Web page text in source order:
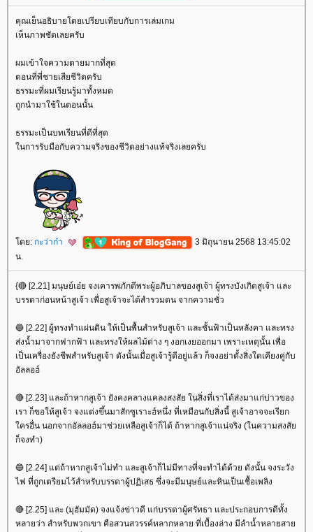
คุณเย็นอธิบายโดยเปรียบเทียบกับการเล่มเกม
เห็นภาพชัดเลยครับ
ผมเข้าใจความตายมากที่สุด
ตอนที่พี่ชายเสียชีวิตครับ
ธรรมะที่ผมเรียนรู้มาทั้งหมด
ถูกนำมาใช้ในตอนนั้น
ธรรมะเป็นบทเรียนที่ดีที่สุด
นการรับมือกับความจริงของชีวิตอย่างแท้จริงเลยครับ
ดย: กะว่าก๋า
3 มิถุนายน 2568 13:45:02
น.
{🔴 [2.21] มนุษย์เอ๋ย จงเคารพภักดีพระผู้อภิบาลของสูเจ้า ผู้ทรงบังเกิดสูเจ้า และ
บรรดาก่อนหน้าสูเจ้า เพื่อสูเจ้าจะได้สำรวมตน จากความชั่ว
🔵 [2.22] ผู้ทรงทำแผ่นดิน ให้เป็นพื้นสำหรับสูเจ้า และชั้นฟ้าเป็นหลังคา และทรง
ส่งน้ำมาจากฟากฟ้า และทรงให้ผลไม้ต่าง ๆ งอกเงยออกมา เพราะเหตุนั้น เพื่อ
เป็นเครื่องยังชีพสำหรับสูเจ้า ดังนั้นเมื่อสูเจ้ารู้ดีอยู่แล้ว ก็จงอย่าตั้งสิ่งใดเคียงคู่กับ
อัลลอฮ์
🔴 [2.23] และถ้าหากสูเจ้า ยังคงคลางแคลงสงสัย ในสิ่งที่เราได้ส่งมาแก่บ่าวของ
เรา ก็ขอให้สูเจ้า จงแต่งขึ้นมาสักซูเราะฮ์หนึ่ง ที่เหมือนกับสิ่งนี้ สูเจ้าอาจจะเรียก
ครอื่น นอกจากอัลลอฮ์มาช่วยเหลือสูเจ้าก็ได้ ถ้าหากสูเจ้าแน่จริง (ในความสงสั
ก็จงทำ)
🔵 [2.24] แต่ถ้าหากสูเจ้าไม่ทำ และสูเจ้าก็ไม่มีทางที่จะทำได้ด้วย ดังนั้น จงระวัง
ไฟ ที่ถูกเตรียมไว้สำหรับบรรดาผู้ปฏิเสธ ซึ่งจะมีมนุษย์และหินเป็นเชื้อเพลิง
🔴 [2.25] และ (มุฮัมมัด) จงแจ้งข่าวดี แก่บรรดาผู้ศรัทธา และประกอบการดีทั้ง
หลายว่า สำหรับพวกเขา คือสวนสวรรค์หลากหลาย ที่เบื้องล่าง มีลำน้ำหลายสา